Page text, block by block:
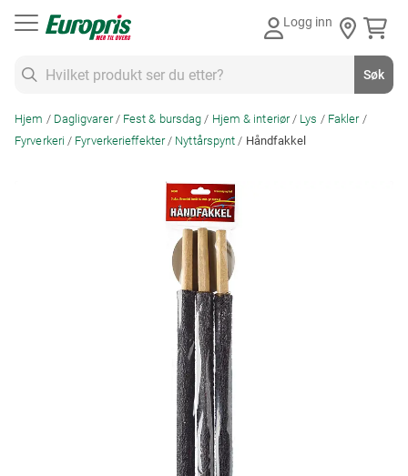
Logg inn
Søk
Hjem Dagligvarer Fest & bursdag Hjem & interiør Lys
Fakler
Fyrverkeri
Fyrverkerieffekter Nyttårspynt Håndfakkel